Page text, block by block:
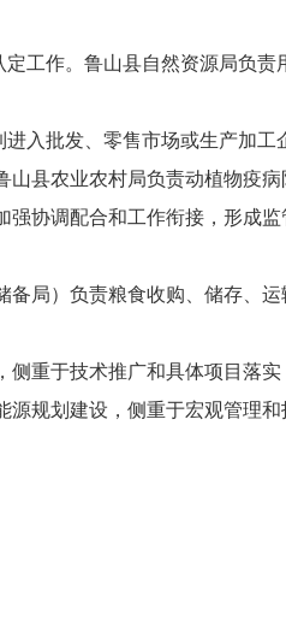
工作。鲁山县自然资源局负责
入批发、零售市场或生产加工
县农业农村局负责动植物疫
协调配合和工作衔接，形成监
局）负责粮食收购、储存、
重于技术推广和具体项目落
规划建设，侧重于宏观管理